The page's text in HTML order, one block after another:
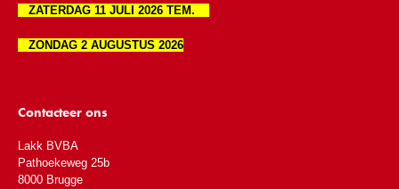
ZATERDAG 11 JULI 2026 TEM.
ZONDAG 2 AUGUSTUS 2026
Contacteer ons
Lakk BVBA
Pathoekeweg 25b
8000 Brugge